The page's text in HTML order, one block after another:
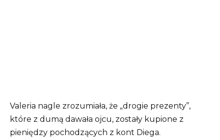
Valeria nagle zrozumiała, że „drogie prezenty”,
które z dumą dawała ojcu, zostały kupione z
pieniędzy pochodzących z kont Diega.